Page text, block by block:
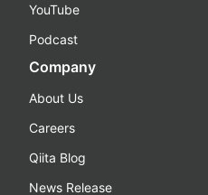
YouTube
Podcast
Company
About Us
Careers
Qiita Blog
News Release